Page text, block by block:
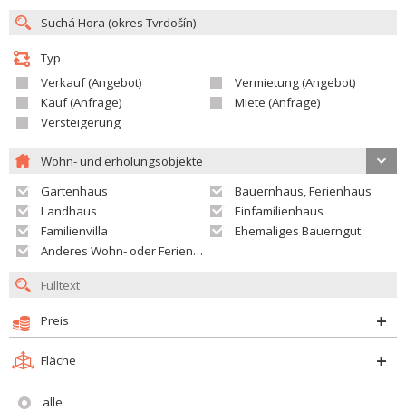
Typ
Verkauf (Angebot)
Vermietung (Angebot)
Kauf (Anfrage)
Miete (Anfrage)
Versteigerung
Wohn- und erholungsobjekte
Gartenhaus
Bauernhaus, Ferienhaus
Landhaus
Einfamilienhaus
Familienvilla
Ehemaliges Bauerngut
Anderes Wohn- oder Ferienobjekt
Preis
Fläche
alle